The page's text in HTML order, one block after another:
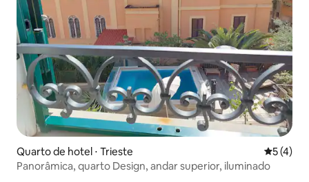
Quarto de hotel ⋅ Trieste 5 de
5 (4)
Panorâmica, quarto Design, andar superior, iluminado